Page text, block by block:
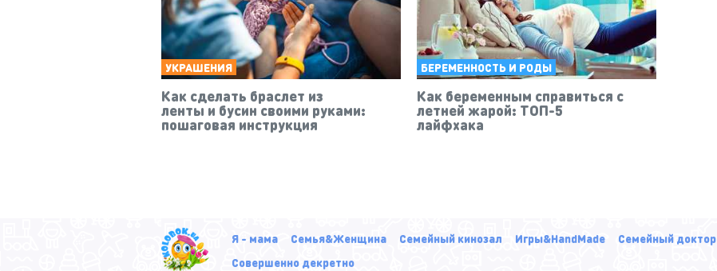
УКРАШЕНИЯ
Как сделать браслет из
ленты и бусин своими руками:
пошаговая инструкция
БЕРЕМЕННОСТЬ И РОДЫ
Как беременным справиться с
летней жарой: ТОП-5
лайфхака
Я - мама Семья&Женщина Семейный кинозал Игры&HandMade Семейный доктор
Совершенно декретно